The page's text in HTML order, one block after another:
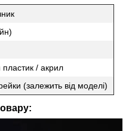
пластик / акрил
(залежить від моделі)